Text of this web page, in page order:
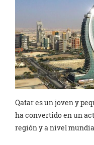
Qatar es un joven y
ha convertido en un
región y a nivel